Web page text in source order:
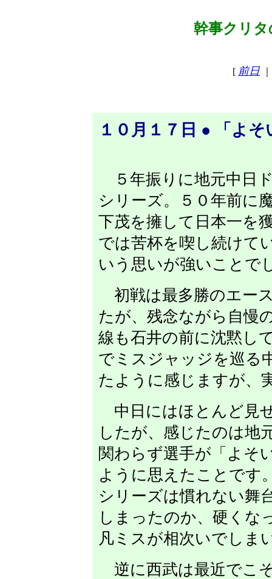
幹事クリタ
[ 前日
１０月１７日 ● 「よ
５年振りに地元中日
シリーズ。５０年前に
下茂を擁して日本一を
では苦杯を喫し続けて
いう思いが強いことで
初戦は最多勝のエー
たが、残念ながら自慢
線も石井の前に沈黙し
でミスジャッジを巡る
たように感じますが、
中日にはほとんど見
したが、感じたのは地
関わらず選手が「よそ
ように思えたことです
シリーズは慣れない舞
しまったのか、硬くな
凡ミスが相次いでしま
逆に西武は最近でこ